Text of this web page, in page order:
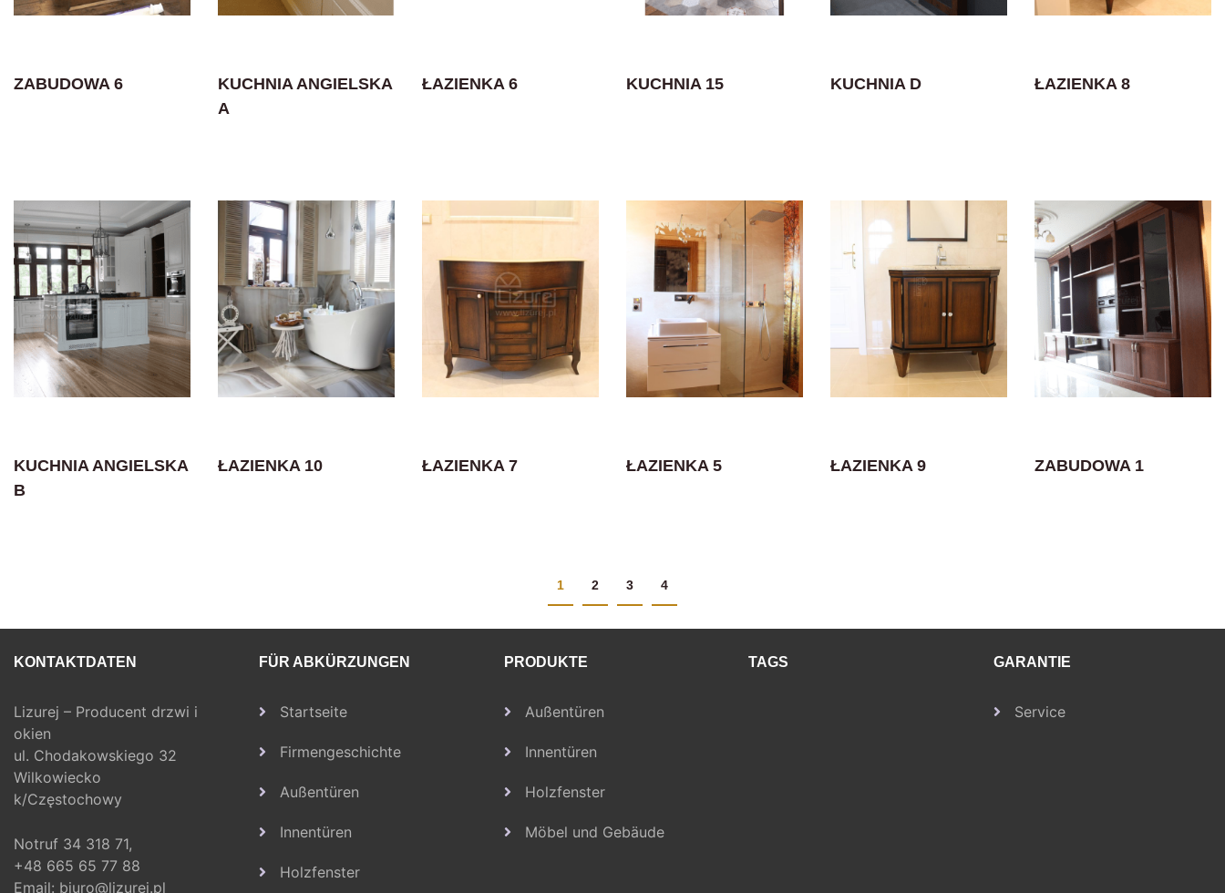
ZABUDOWA 6
KUCHNIA ANGIELSKA
A
ŁAZIENKA 6 KUCHNIA 15 KUCHNIA D ŁAZIENKA 8
KUCHNIA ANGIELSKA
B
ŁAZIENKA 10 ŁAZIENKA 7 ŁAZIENKA 5 ŁAZIENKA 9 ZABUDOWA 1
1 2 3 4
KONTAKTDATEN
Lizurej – Producent drzwi i
okien
ul. Chodakowskiego 32
Wilkowiecko
k/Częstochowy
Notruf 34 318 71,
+48 665 65 77 88
Email: biuro@lizurej.pl
FÜR ABKÜRZUNGEN
Startseite
Firmengeschichte
Außentüren
Innentüren
Holzfenster
PRODUKTE
Außentüren
Innentüren
Holzfenster
Möbel und Gebäude
TAGS GARANTIE
Service